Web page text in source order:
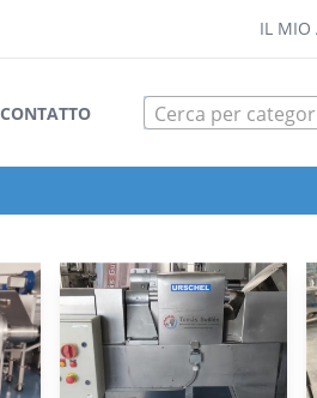
IL MIO
CONTATTO Cerca per